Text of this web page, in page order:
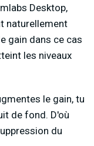
Desktop,
naturellement
gain dans ce cas
les niveaux
le gain, tu
de fond. D'où
du